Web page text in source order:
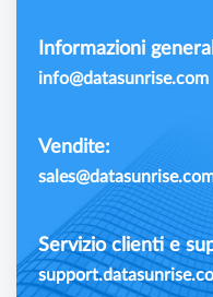
Informazioni
info@datasunrise.com
Vendite:
Servizio clienti e